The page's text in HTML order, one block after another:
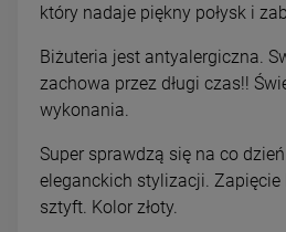
który nadaje piękny połysk i
Biżuteria jest antyalergiczna.
zachowa przez długi czas!!
wykonania.
Super sprawdzą się na co
eleganckich stylizacji. Zapięcie
sztyft. Kolor złoty.